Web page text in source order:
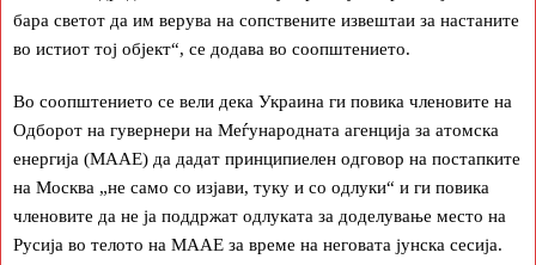
бара светот да им верува на сопствените извештаи за настаните
во истиот тој објект“, се додава во соопштението.
Во соопштението се вели дека Украина ги повика членовите на
Одборот на гувернери на Меѓународната агенција за атомска
енергија (МААЕ) да дадат принципиелен одговор на постапките
на Москва „не само со изјави, туку и со одлуки“ и ги повика
членовите да не ја поддржат одлуката за доделување место на
Русија во телото на МААЕ за време на неговата јунска сесија.